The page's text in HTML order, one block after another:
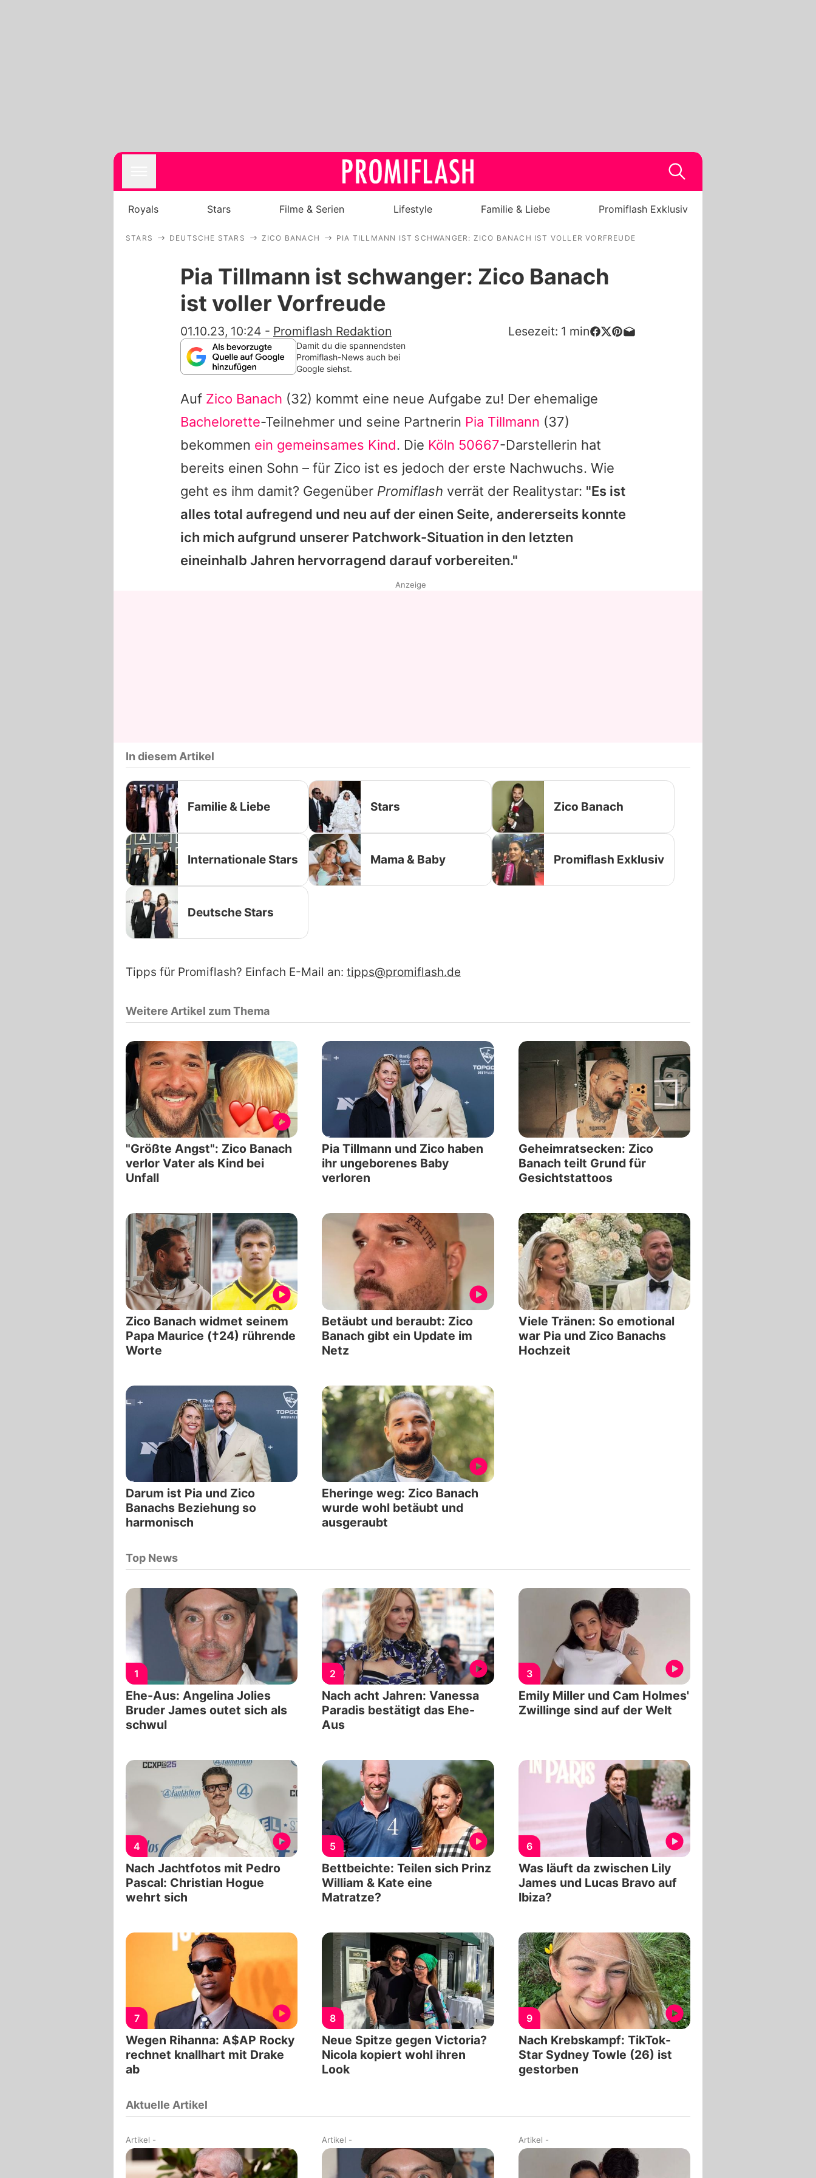
Royals
Filme & Serien
Familie & Liebe
Alle Themen auf Promiflash
App runterladen
Team
Redaktionelle Richtlinien
Impressum
Datenschutzerklärung
Nutzungsbedingungen
Royals Stars Filme & Serien Lifestyle Familie & Liebe Promiflash Exklusiv
STARS DEUTSCHE STARS ZICO BANACH PIA TILLMANN IST SCHWANGER: ZICO BANACH IST VOLLER VORFREUDE
Pia Tillmann ist schwanger: Zico Banach
ist voller Vorfreude
01.10.23, 10:24 - Promiflash Redaktion Lesezeit: 1 min
Damit du die spannendsten
Promiflash-News auch bei
Google siehst.
Auf Zico Banach (32) kommt eine neue Aufgabe zu! Der ehemalige
Bachelorette-Teilnehmer und seine Partnerin Pia Tillmann (37)
bekommen ein gemeinsames Kind. Die Köln 50667-Darstellerin hat
bereits einen Sohn – für Zico ist es jedoch der erste Nachwuchs. Wie
geht es ihm damit? Gegenüber Promiflash verrät der Realitystar: "Es ist
alles total aufregend und neu auf der einen Seite, andererseits konnte
ich mich aufgrund unserer Patchwork-Situation in den letzten
eineinhalb Jahren hervorragend darauf vorbereiten."
Anzeige
In diesem Artikel
Familie & Liebe Stars Zico Banach
Internationale Stars Mama & Baby Promiflash Exklusiv
Deutsche Stars
Tipps für Promiflash? Einfach E-Mail an: tipps@promiflash.de
Weitere Artikel zum Thema
"Größte Angst": Zico Banach
verlor Vater als Kind bei
Unfall
Pia Tillmann und Zico haben
ihr ungeborenes Baby
verloren
Geheimratsecken: Zico
Banach teilt Grund für
Gesichtstattoos
Zico Banach widmet seinem
Papa Maurice (†24) rührende
Worte
Betäubt und beraubt: Zico
Banach gibt ein Update im
Netz
Viele Tränen: So emotional
war Pia und Zico Banachs
Hochzeit
Darum ist Pia und Zico
Banachs Beziehung so
harmonisch
Eheringe weg: Zico Banach
wurde wohl betäubt und
ausgeraubt
Top News
1
Ehe-Aus: Angelina Jolies
Bruder James outet sich als
schwul
2
Nach acht Jahren: Vanessa
Paradis bestätigt das Ehe-
Aus
3
Emily Miller und Cam Holmes'
Zwillinge sind auf der Welt
4
Nach Jachtfotos mit Pedro
Pascal: Christian Hogue
wehrt sich
5
Bettbeichte: Teilen sich Prinz
William & Kate eine
Matratze?
6
Was läuft da zwischen Lily
James und Lucas Bravo auf
Ibiza?
7
Wegen Rihanna: A$AP Rocky
rechnet knallhart mit Drake
ab
8
Neue Spitze gegen Victoria?
Nicola kopiert wohl ihren
Look
9
Nach Krebskampf: TikTok-
Star Sydney Towle (26) ist
gestorben
Aktuelle Artikel
Artikel - Artikel - Artikel -